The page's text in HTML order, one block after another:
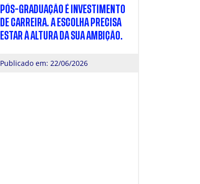
PÓS-GRADUAÇÃO É INVESTIMENTO
DE CARREIRA. A ESCOLHA PRECISA
ESTAR À ALTURA DA SUA AMBIÇÃO.
Publicado em: 22/06/2026